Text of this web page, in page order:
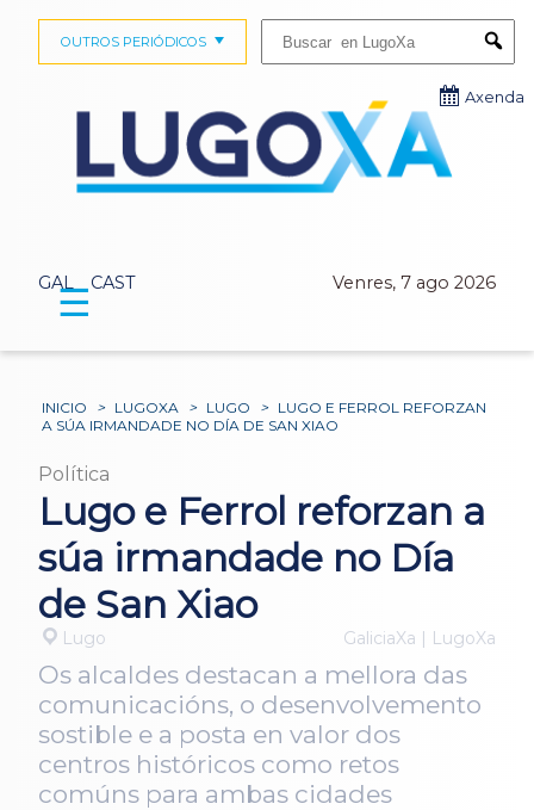
GAL CAST Venres, 7 ago 2026
OUTROS PERIÓDICOS
Axenda
☰
INICIO > LUGOXA > LUGO > LUGO E FERROL REFORZAN
A SÚA IRMANDADE NO DÍA DE SAN XIAO
Política
Lugo e Ferrol reforzan a
súa irmandade no Día
de San Xiao
Lugo GaliciaXa | LugoXa
Os alcaldes destacan a mellora das
comunicacións, o desenvolvemento
sostible e a posta en valor dos
centros históricos como retos
comúns para ambas cidades